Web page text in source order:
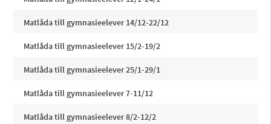
Matlåda till gymnasieelever 14/12-22/12
Matlåda till gymnasieelever 15/2-19/2
Matlåda till gymnasieelever 25/1-29/1
Matlåda till gymnasieelever 7-11/12
Matlåda till gymnasieelever 8/2-12/2